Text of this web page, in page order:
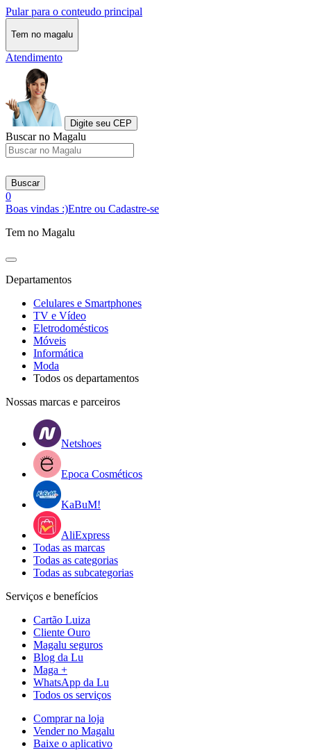
Pular para o conteudo principal
Tem no magalu
Atendimento
Digite seu CEP
Buscar no Magalu
Buscar
0
Boas vindas :)Entre ou Cadastre-se
Tem no Magalu
Departamentos
Celulares e Smartphones
TV e Vídeo
Eletrodomésticos
Móveis
Informática
Moda
Todos os departamentos
Nossas marcas e parceiros
Netshoes
Epoca Cosméticos
KaBuM!
AliExpress
Todas as marcas
Todas as categorias
Todas as subcategorias
Serviços e benefícios
Cartão Luiza
Cliente Ouro
Magalu seguros
Blog da Lu
Maga +
WhatsApp da Lu
Todos os serviços
Comprar na loja
Vender no Magalu
Baixe o aplicativo